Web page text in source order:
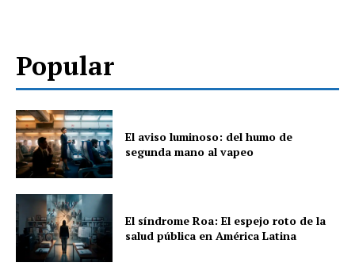
Popular
El aviso luminoso: del humo de
segunda mano al vapeo
El síndrome Roa: El espejo roto de la
salud pública en América Latina